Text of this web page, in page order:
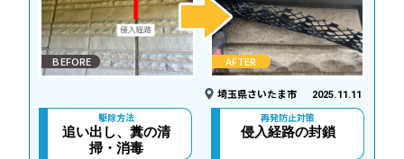
BEFORE AFTER
埼玉県さいたま市 2025.11.11
駆除方法
追い出し、糞の清
掃・消毒
再発防止対策
侵入経路の封鎖